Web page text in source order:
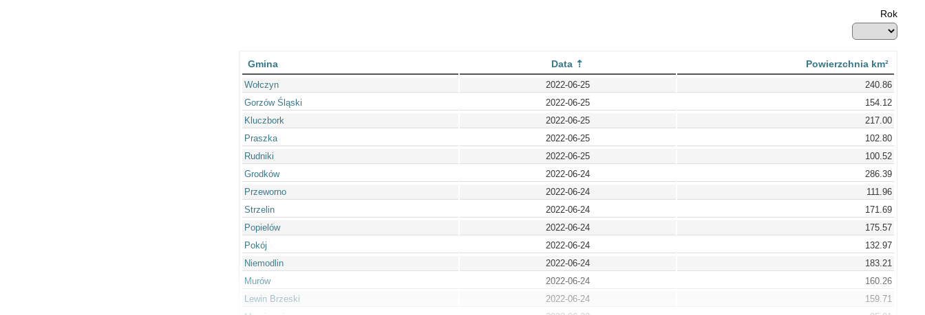
Rok
Gmina Data Powierzchnia km²
Wołczyn 2022-06-25
240.86
Gorzów Śląski
2022-06-25
154.12
Kluczbork
2022-06-25
217.00
Praszka
2022-06-25
102.80
Rudniki
2022-06-25
100.52
Grodków
2022-06-24
286.39
Przeworno
2022-06-24
111.96
Strzelin
2022-06-24
171.69
Popielów
2022-06-24
175.57
Pokój
2022-06-24
132.97
Niemodlin
2022-06-24
183.21
Murów
2022-06-24
160.26
Lewin Brzeski
2022-06-24
159.71